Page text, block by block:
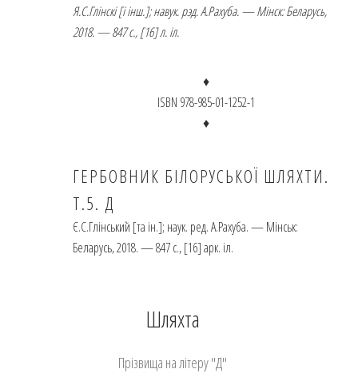
Я.С.Глінскі [і інш.]; навук. рэд. А.Рахуба. — Мінск: Беларусь,
2018. — 847 с., [16] л. іл.
♦
ISBN 978-985-01-1252-1
♦
ГЕРБОВНИК БІЛОРУСЬКОЇ ШЛЯХТИ.
Т.5. Д
Є.С.Глінський [та ін.]; наук. ред. А.Рахуба. — Мінськ:
Беларусь, 2018. — 847 с., [16] арк. іл.
Шляхта
Прізвища на літеру "Д"